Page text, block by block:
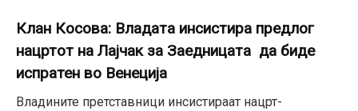
Клан Косова: Владата инсистира предлог
нацртот на Лајчак за Заедницата да биде
испратен во Венеција
Владините претставници инсистираат нацрт-